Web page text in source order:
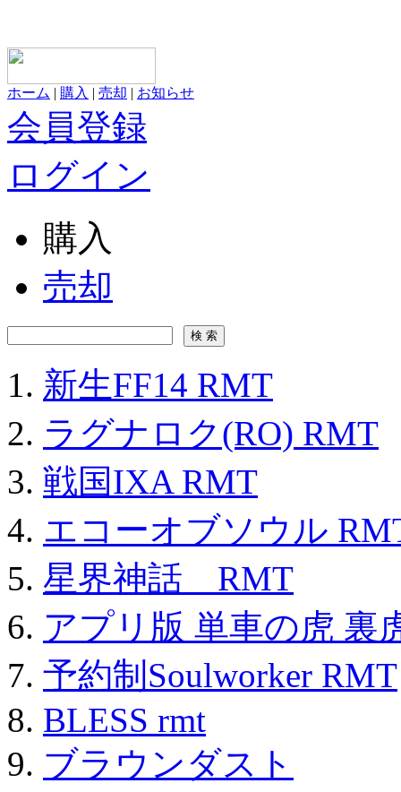
ホーム | 購入 | 売却 | お知らせ
会員登録
ログイン
購入
売却
新生FF14 RMT
ラグナロク(RO) RMT
戦国IXA RMT
エコーオブソウル
星界神話 RMT
アプリ版 単車の虎 裏
予約制Soulworker RMT
BLESS rmt
ブラウンダスト